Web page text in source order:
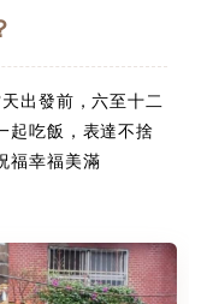
出發前，六至十二
起吃飯，表達不捨
福幸福美滿